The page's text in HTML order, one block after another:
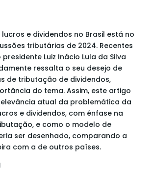
e dividendos no Brasil está no
tributárias de 2024. Recentes
Luiz Inácio Lula da Silva
ressalta o seu desejo de
de tributação de dividendos,
do tema. Assim, este artigo
atual da problemática da
e dividendos, com ênfase na
e como o modelo de
ser desenhado, comparando a
com a de outros países.